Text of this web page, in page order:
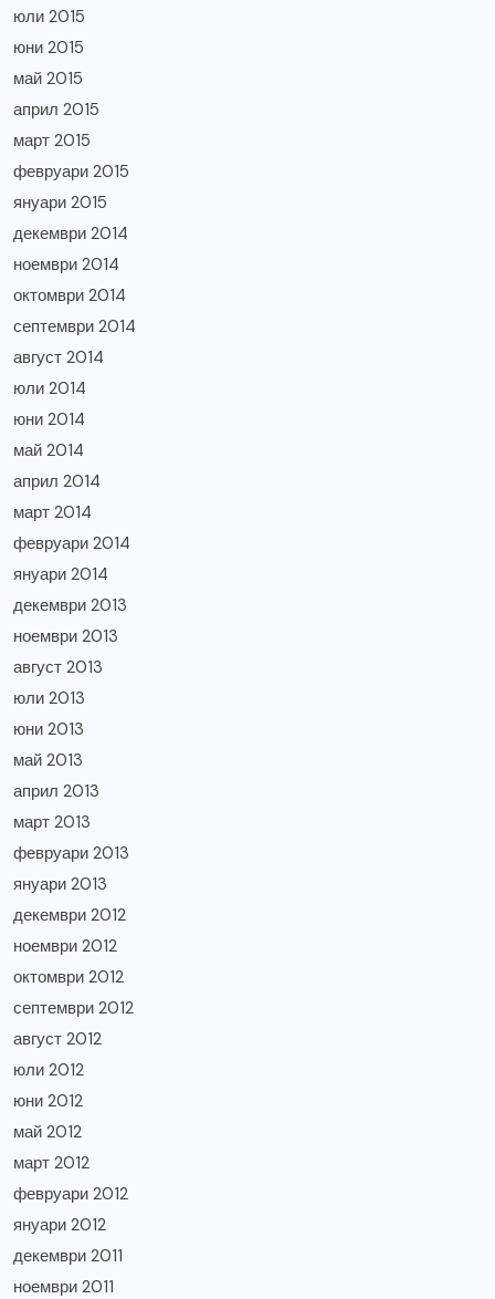
юли 2015
юни 2015
май 2015
април 2015
март 2015
февруари 2015
януари 2015
декември 2014
ноември 2014
октомври 2014
септември 2014
август 2014
юли 2014
юни 2014
май 2014
април 2014
март 2014
февруари 2014
януари 2014
декември 2013
ноември 2013
август 2013
юли 2013
юни 2013
май 2013
април 2013
март 2013
февруари 2013
януари 2013
декември 2012
ноември 2012
октомври 2012
септември 2012
август 2012
юли 2012
юни 2012
май 2012
март 2012
февруари 2012
януари 2012
декември 2011
ноември 2011